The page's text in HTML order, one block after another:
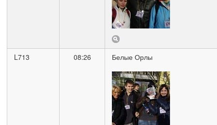
L713 08:26 Белые Орлы